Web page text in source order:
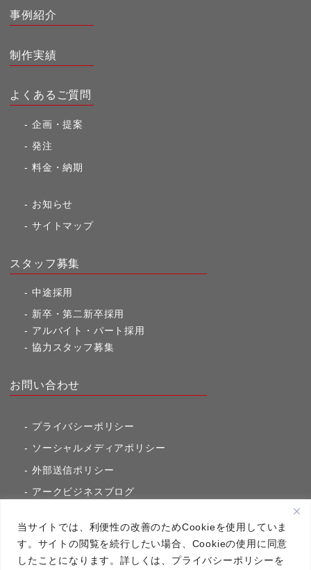
当サイトでは、利便性の改善のためCookieを使用していま
す。サイトの閲覧を続行したい場合、Cookieの使用に同意
したことになります。詳しくは、プライバシーポリシーを
事例紹介
制作実績
よくあるご質問
企画・提案
発注
料金・納期
お知らせ
サイトマップ
スタッフ募集
中途採用
新卒・第二新卒採用
アルバイト・パート採用
協力スタッフ募集
お問い合わせ
プライバシーポリシー
ソーシャルメディアポリシー
外部送信ポリシー
アークビジネスブログ
アーク・コミュニケーションズ